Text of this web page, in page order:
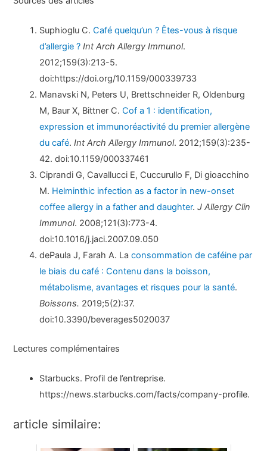
Suphioglu C.Café quelqu’un ? Êtes-vous à risque
d’allergie ? Int Arch Allergy Immunol.
2012;159(3):213-5.
doi:https://doi.org/10.1159/000339733
Manavski N, Peters U, Brettschneider R, Oldenburg
M, Baur X, Bittner C.Cof a 1 : identification,
expression et immunoréactivité du premier allergène
du café.Int Arch Allergy Immunol. 2012;159(3):235-
42. doi:10.1159/000337461
Ciprandi G, Cavallucci E, Cuccurullo F, Di gioacchino
M. Helminthic infection as a factor in new-onset
coffee allergy in a father and daughter. J Allergy Clin
Immunol. 2008;121(3):773-4.
doi:10.1016/j.jaci.2007.09.050
dePaula J, Farah A. Laconsommation de caféine par
le biais du café : Contenu dans la boisson,
métabolisme, avantages et risques pour la santé.
Boissons. 2019;5(2):37.
doi:10.3390/beverages5020037
Lectures complémentaires
Starbucks. Profil de l’entreprise.
https://news.starbucks.com/facts/company-profile.
article similaire: